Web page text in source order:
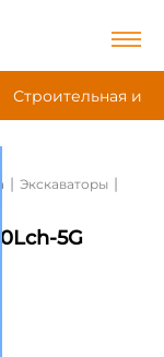
Строительная и
| Экскаваторы |
5G